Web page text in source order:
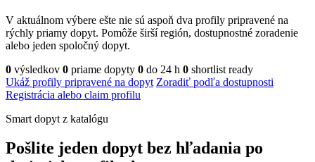
V aktuálnom výbere ešte nie sú aspoň dva profily pripravené na
rýchly priamy dopyt. Pomôže širší región, dostupnostné zoradenie
alebo jeden spoločný dopyt.
0 výsledkov 0 priame dopyty 0 do 24 h 0 shortlist ready
Ukáž profily pripravené na dopyt Zoradiť podľa dostupnosti
Registrácia alebo claim profilu
Smart dopyt z katalógu
Pošlite jeden dopyt bez hľadania po